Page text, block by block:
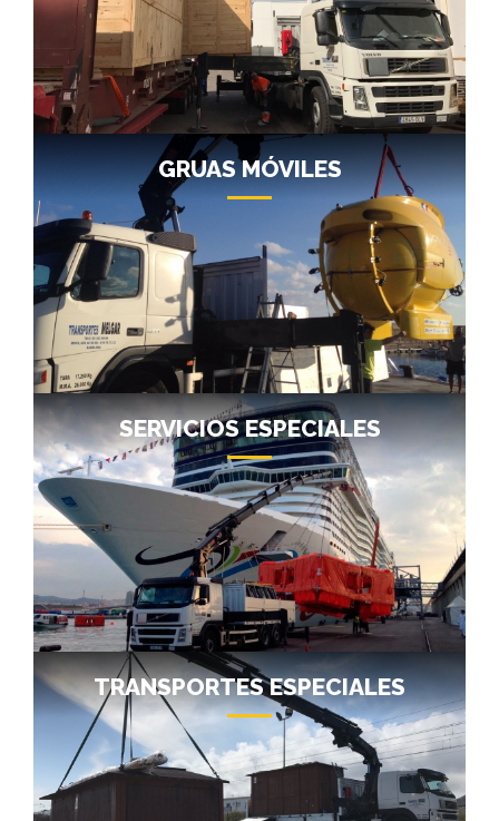
GRUAS MÓVILES
SERVICIOS ESPECIALES
TRANSPORTES ESPECIALES